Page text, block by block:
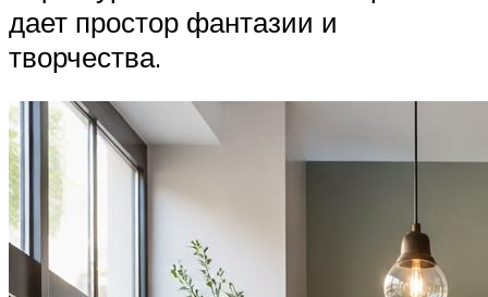
дает простор фантазии и
творчества.